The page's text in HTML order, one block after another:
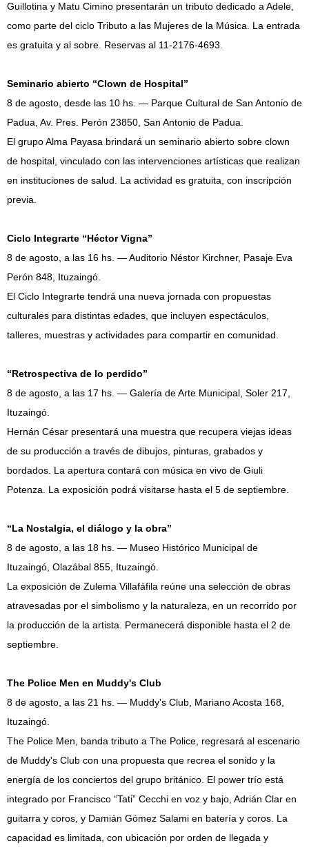
Guillotina y Matu Cimino presentarán un tributo dedicado a Adele,
como parte del ciclo Tributo a las Mujeres de la Música. La entrada
es gratuita y al sobre. Reservas al 11-2176-4693.
Seminario abierto “Clown de Hospital”
8 de agosto, desde las 10 hs. — Parque Cultural de San Antonio de
Padua, Av. Pres. Perón 23850, San Antonio de Padua.
El grupo Alma Payasa brindará un seminario abierto sobre clown
de hospital, vinculado con las intervenciones artísticas que realizan
en instituciones de salud. La actividad es gratuita, con inscripción
previa.
Ciclo Integrarte “Héctor Vigna”
8 de agosto, a las 16 hs. — Auditorio Néstor Kirchner, Pasaje Eva
Perón 848, Ituzaingó.
El Ciclo Integrarte tendrá una nueva jornada con propuestas
culturales para distintas edades, que incluyen espectáculos,
talleres, muestras y actividades para compartir en comunidad.
“Retrospectiva de lo perdido”
8 de agosto, a las 17 hs. — Galería de Arte Municipal, Soler 217,
Ituzaingó.
Hernán César presentará una muestra que recupera viejas ideas
de su producción a través de dibujos, pinturas, grabados y
bordados. La apertura contará con música en vivo de Giuli
Potenza. La exposición podrá visitarse hasta el 5 de septiembre.
“La Nostalgia, el diálogo y la obra”
8 de agosto, a las 18 hs. — Museo Histórico Municipal de
Ituzaingó, Olazábal 855, Ituzaingó.
La exposición de Zulema Villafáfila reúne una selección de obras
atravesadas por el simbolismo y la naturaleza, en un recorrido por
la producción de la artista. Permanecerá disponible hasta el 2 de
septiembre.
The Police Men en Muddy's Club
8 de agosto, a las 21 hs. — Muddy's Club, Mariano Acosta 168,
Ituzaingó.
The Police Men, banda tributo a The Police, regresará al escenario
de Muddy's Club con una propuesta que recrea el sonido y la
energía de los conciertos del grupo británico. El power trío está
integrado por Francisco “Tati” Cecchi en voz y bajo, Adrián Clar en
guitarra y coros, y Damián Gómez Salami en batería y coros. La
capacidad es limitada, con ubicación por orden de llegada y